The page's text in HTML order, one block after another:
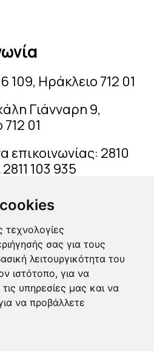
cookies
τεχνολογίες
σας για τους
λειτουργικότητα του
ιστότοπο, για να
υπηρεσίες μας και να
να προβάλλετε
109, Ηράκλειο 712 01
Γιάνναρη 9,
01
επικοινωνίας: 2810
2811 103 935